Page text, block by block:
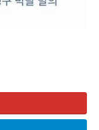
이 병원 안에서만